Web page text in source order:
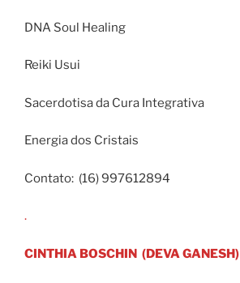
DNA Soul Healing
Reiki Usui
Sacerdotisa da Cura Integrativa
Energia dos Cristais
Contato: (16) 997612894
.
CINTHIA BOSCHIN (DEVA GANESH)